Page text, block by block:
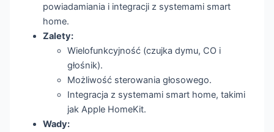
powiadamiania i integracji z systemami smart
home.
Zalety:
Wielofunkcyjność (czujka dymu, CO i
głośnik).
Możliwość sterowania głosowego.
Integracja z systemami smart home, takimi
jak Apple HomeKit.
Wady: